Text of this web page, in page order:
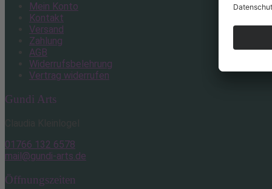
Mein Konto
Kontakt
Versand
Zahlung
AGB
Widerrufsbelehrung
Vertrag widerrufen
Gundi Arts
01766 132 6578
mail@gundi-arts.de
Öffnungszeiten